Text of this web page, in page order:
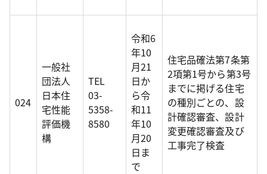
024
一般社
団法人
日本住
宅性能
評価機
構
TEL
03-
5358-
8580
令和6
年10
月21
日か
ら令
和11
年10
月20
日ま
で
住宅品確法第7条第
2項第1号から第3号
までに掲げる住宅
の種別ごとの、設
計確認審査、設計
変更確認審査及び
工事完了検査